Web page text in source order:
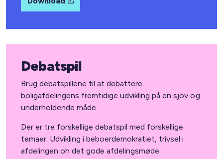
Debatspil
Brug debatspillene til at debattere
boligafdelingens fremtidige udvikling på en sjov og
underholdende måde.
Der er tre forskellige debatspil med forskellige
temaer: Udvikling i beboerdemokratiet, trivsel i
afdelingen oh det gode afdelingsmøde.